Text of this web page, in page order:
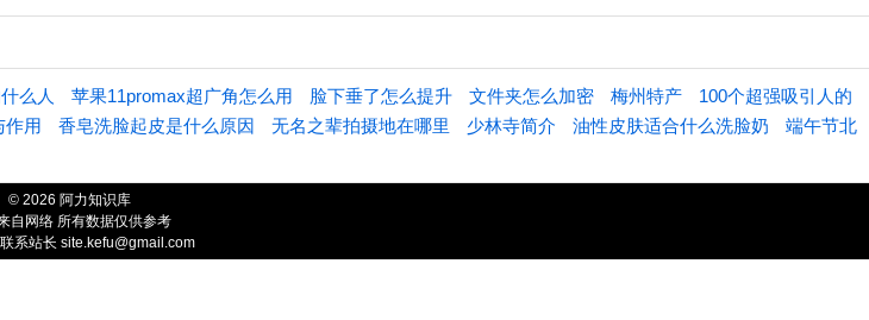
么人 苹果11promax超广角怎么用 脸下垂了怎么提升 文件夹怎么加密 梅州特产
100个超强吸引人的
作用 香皂洗脸起皮是什么原因 无名之辈拍摄地在哪里 少林寺简介 油性皮肤适合什么洗脸奶
端午节北
© 2026 阿力知识库
自网络 所有数据仅供参考
系站长 site.kefu@gmail.com